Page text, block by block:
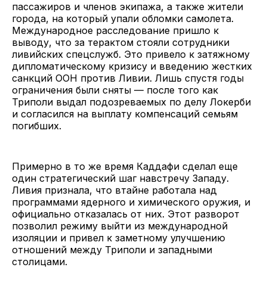
пассажиров и членов экипажа, а также жители
города, на который упали обломки самолета.
Международное расследование пришло к
выводу, что за терактом стояли сотрудники
ливийских спецслужб. Это привело к затяжному
дипломатическому кризису и введению жестких
санкций ООН против Ливии. Лишь спустя годы
ограничения были сняты — после того как
Триполи выдал подозреваемых по делу Локерби
и согласился на выплату компенсаций семьям
погибших.
Примерно в то же время Каддафи сделал еще
один стратегический шаг навстречу Западу.
Ливия признала, что втайне работала над
программами ядерного и химического оружия, и
официально отказалась от них. Этот разворот
позволил режиму выйти из международной
изоляции и привел к заметному улучшению
отношений между Триполи и западными
столицами.